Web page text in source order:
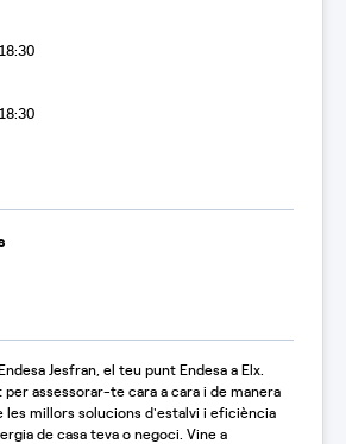
Jesfran, el teu punt Endesa a Elx.
per assessorar-te cara a cara i de manera
les millors solucions d'estalvi i eficiència
de casa teva o negoci. Vine a